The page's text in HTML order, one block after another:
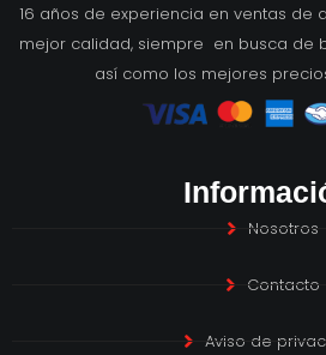
16 años de experiencia en ventas de
mejor calidad, siempre en busca de
así como los mejores
Nosotros
Contacto
Aviso de